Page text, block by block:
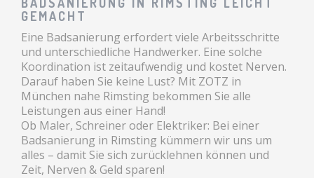
GEMACHT
Eine Badsanierung erfordert viele Arbeitsschritte
und unterschiedliche Handwerker. Eine solche
Koordination ist zeitaufwendig und kostet Nerven.
Darauf haben Sie keine Lust? Mit ZOTZ in
München nahe Rimsting bekommen Sie alle
Leistungen aus einer Hand!
Ob Maler, Schreiner oder Elektriker: Bei einer
Badsanierung in Rimsting kümmern wir uns um
alles – damit Sie sich zurücklehnen können und
Zeit, Nerven & Geld sparen!